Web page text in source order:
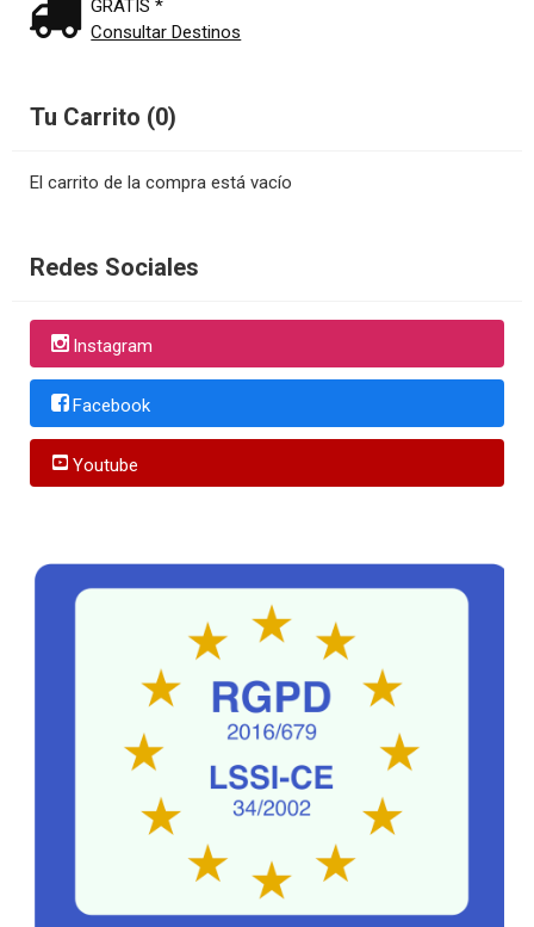
GRATIS *
Consultar Destinos
Tu Carrito (0)
El carrito de la compra está vacío
Redes Sociales
Instagram
Facebook
Youtube